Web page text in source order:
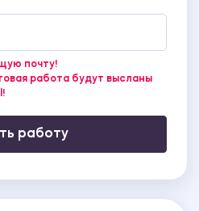
почту!
работа будут высланы
работу